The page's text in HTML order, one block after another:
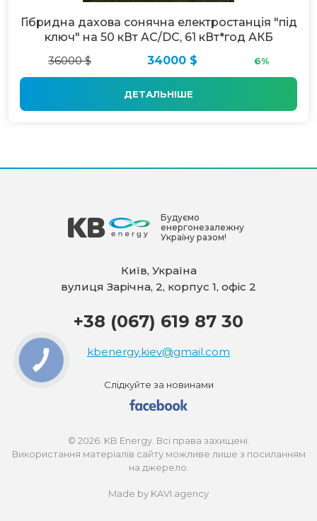
Гібридна дахова сонячна електростанція "під
ключ" на 50 кВт AC/DC, 61 кВт*год АКБ
36000 $
34000 $ 6%
ДЕТАЛЬНІШЕ
Будуємо
енергонезалежну
Україну разом!
Київ, Україна
вулиця Зарічна, 2, корпус 1, офіс 2
+38 (067) 619 87 30
kbenergy.kiev@gmail.com
Слідкуйте за новинами
© 2026. KB Energy. Всі права захищені.
Використання матеріалів сайту можливе лише з посиланням
на джерело.
Made by KAVI.agency
КНОПКА
ЗВ'ЯЗКУ